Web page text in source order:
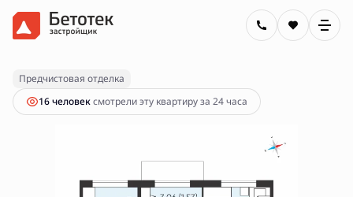
2-комнатная52.25 м 8 890 000 руб.
Ипотекаот 31 927 руб.
Предчистовая отделка
16 человексмотрели эту квартиру за 24 часа